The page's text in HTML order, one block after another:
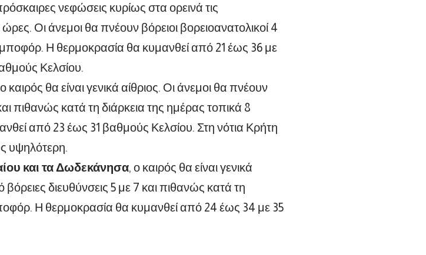
νεφώσεις κυρίως στα ορεινά τις
Οι άνεμοι θα πνέουν βόρειοι βορειοανατολικοί 4
μποφόρ. Η θερμοκρασία θα κυμανθεί από 21 έως 36 με
Κελσίου.
ο καιρός θα είναι γενικά αίθριος. Οι άνεμοι θα πνέουν
πιθανώς κατά τη διάρκεια της ημέρας τοπικά 8
από 23 έως 31 βαθμούς Κελσίου. Στη νότια Κρήτη
υψηλότερη.
και τα Δωδεκάνησα, ο καιρός θα είναι γενικά
διευθύνσεις 5 με 7 και πιθανώς κατά τη
Η θερμοκρασία θα κυμανθεί από 24 έως 34 με 35